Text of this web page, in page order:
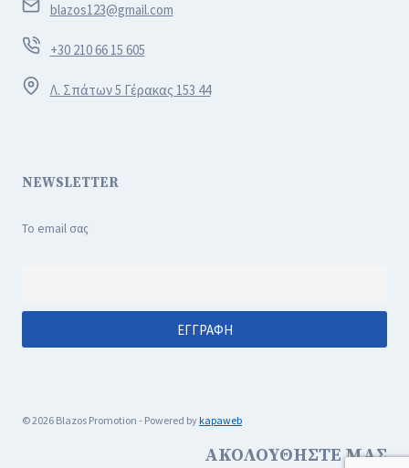
blazos123@gmail.com
+30 210 66 15 605
Λ. Σπάτων 5 Γέρακας 153 44
NEWSLETTER
Το email σας
© 2026 Blazos Promotion - Powered by kapaweb
ΑΚΟΛΟΥΘΗΣΤΕ ΜΑΣ